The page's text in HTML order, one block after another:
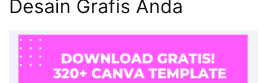
Desain Grafis Anda